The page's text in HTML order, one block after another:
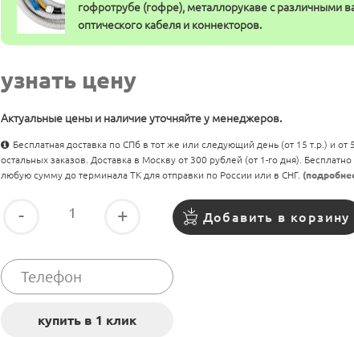
гофротрубе (гофре), металлорукаве с различными
оптического кабеля и коннекторов.
узнать цену
Актуальные цены и наличие уточняйте у менеджеров.
Бесплатная доставка по СПб в тот же или следующий день (от 15 т.р.) и от
остальных заказов. Доставка в Москву от 300 рублей (от 1-го дня).
любую сумму до терминала ТК для отправки по России или в СНГ.
- + Добавить в корзину